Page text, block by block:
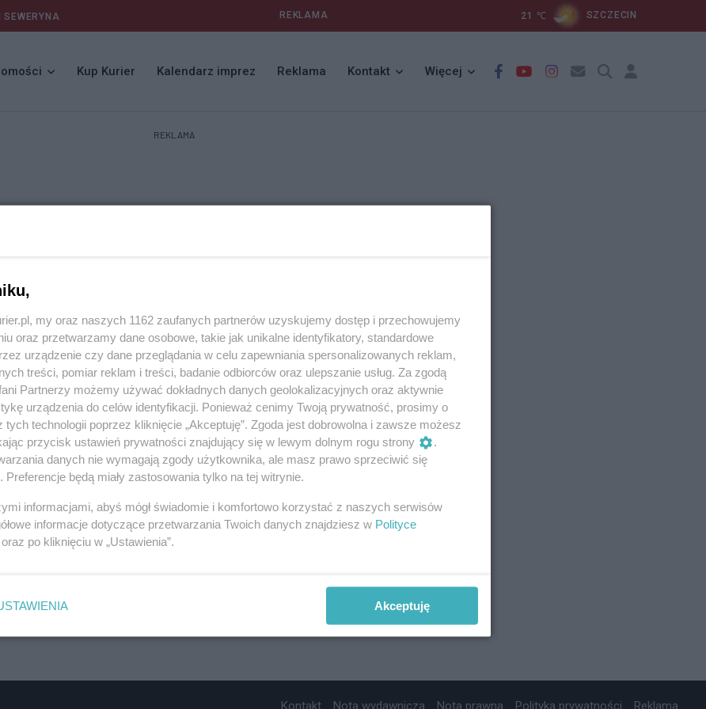
SEWERYNA REKLAMA 21 ℃ SZCZECIN
Kup Kurier Kalendarz imprez Reklama Kontakt Więcej
REKLAMA
Kontakt Nota wydawnicza Nota prawna Polityka prywatności Reklama
my oraz naszych 1162 zaufanych partnerów uzyskujemy dostęp i przechowujemy
oraz przetwarzamy dane osobowe, takie jak unikalne identyfikatory, standardowe
urządzenie czy dane przeglądania w celu zapewniania spersonalizowanych reklam,
treści, pomiar reklam i treści, badanie odbiorców oraz ulepszanie usług. Za zgodą
Partnerzy możemy używać dokładnych danych geolokalizacyjnych oraz aktywnie
urządzenia do celów identyfikacji. Ponieważ cenimy Twoją prywatność, prosimy o
tych technologii poprzez kliknięcie „Akceptuję”. Zgoda jest dobrowolna i zawsze możesz
przycisk ustawień prywatności znajdujący się w lewym dolnym rogu strony
.
danych nie wymagają zgody użytkownika, ale masz prawo sprzeciwić się
będą miały zastosowania tylko na tej witrynie.
informacjami, abyś mógł świadomie i komfortowo korzystać z naszych serwisów
informacje dotyczące przetwarzania Twoich danych znajdziesz w Polityce
oraz po kliknięciu w „Ustawienia”.
Akceptuję